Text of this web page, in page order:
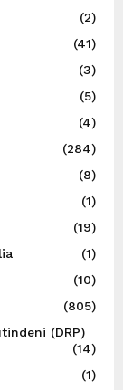
(2)
(41)
(3)
(5)
(4)
(284)
(8)
(1)
(19)
(1)
(10)
(805)
(DRP)
(14)
(1)